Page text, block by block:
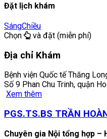
Đặt lịch khám
SángChiều
Chọn
và đặt (miễn phí)
Địa chỉ Khám
Bệnh viện Quốc tế Thăng
Số 9 Phan Chu Trinh, quận
Xem thêm
PGS.TS.BS TRẦN
Chuyên gia Nội tổng hợp –